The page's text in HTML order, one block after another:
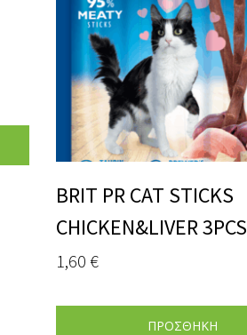
BRIT PR CAT STICKS
CHICKEN&LIVER 3PCS
1,60 €
ΠΡΟΣΘΗΚΗ